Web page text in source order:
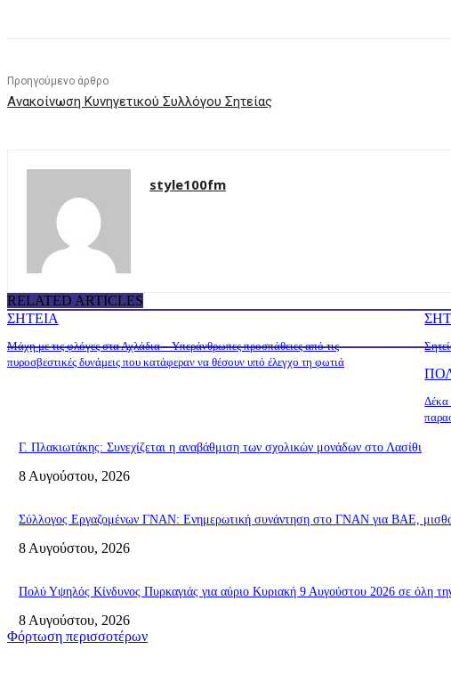
Προηγούμενο άρθρο
Ανακοίνωση Κυνηγετικού Συλλόγου Σητείας
style100fm
RELATED ARTICLES
ΣΗΤΕΙΑ
Μάχη με τις φλόγες στα Αχλάδια – Υπεράνθρωπες προσπάθειες από τις
πυροσβεστικές δυνάμεις που κατάφεραν να θέσουν υπό έλεγχο τη φωτιά
Δέκα
Γ. Πλακιωτάκης: Συνεχίζεται η αναβάθμιση των σχολικών μονάδων στο Λασίθι
8 Αυγούστου, 2026
Σύλλογος Εργαζομένων ΓΝΑΝ: Ενημερωτική συνάντηση στο ΓΝΑΝ για ΒΑΕ,
8 Αυγούστου, 2026
Πολύ Υψηλός Κίνδυνος Πυρκαγιάς για αύριο Κυριακή 9 Αυγούστου 2026 σε όλη
8 Αυγούστου, 2026
Φόρτωση περισσοτέρων